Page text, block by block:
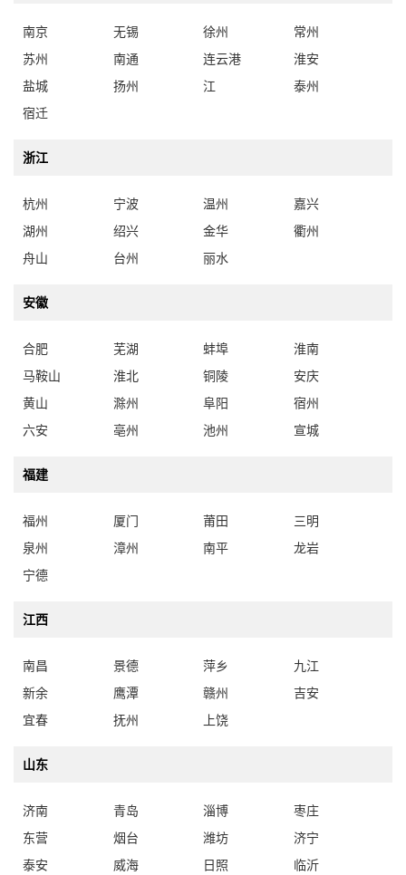
南京 无锡 徐州
常州
苏州
南通 连云港
淮安
盐城
扬州 江
泰州
宿迁
浙江
杭州 宁波 温州
嘉兴
湖州
绍兴 金华
衢州
舟山
台州 丽水
安徽
合肥 芜湖 蚌埠
淮南
马鞍山
淮北 铜陵
安庆
黄山
滁州 阜阳
宿州
六安
亳州 池州 宣城
福建
福州 厦门 莆田
三明
泉州
漳州 南平
龙岩
宁德
江西
南昌 景德 萍乡
九江
新余
鹰潭 赣州
吉安
宜春
抚州 上饶
山东
济南 青岛 淄博
枣庄
东营
烟台 潍坊
济宁
泰安
威海 日照
临沂